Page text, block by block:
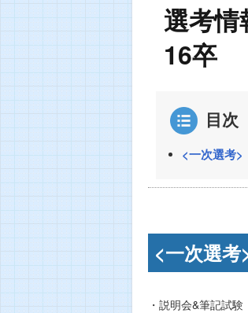
選考情
16卒
目次
<一次選考>
<一次選考
・説明会&筆記試験